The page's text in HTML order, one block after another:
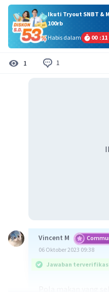
Ikuti Tryout SNBT &
100rb
Habis dalam
00 :11
1 1
Vincent M
06 Oktober 2023 09:38
Jawaban